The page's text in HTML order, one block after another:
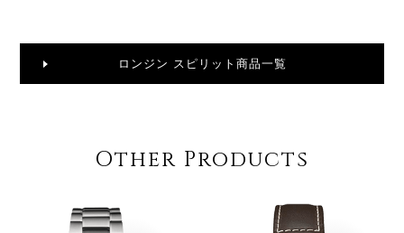
ロンジン スピリット商品一覧
Other Products